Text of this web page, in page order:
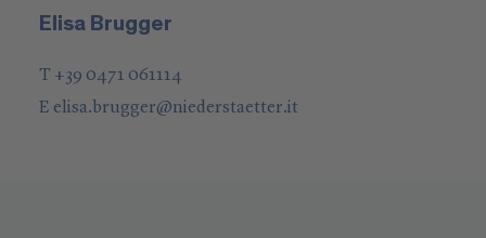
Elisa Brugger
T +39 0471 061114
E elisa.brugger@niederstaetter.it